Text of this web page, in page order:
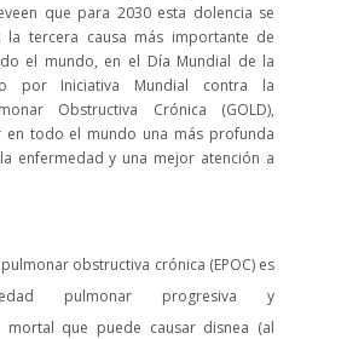
que para 2030 esta dolencia se
la tercera causa más importante de
el mundo, en el Día Mundial de la
por Iniciativa Mundial contra la
Obstructiva Crónica (GOLD),
en todo el mundo una más profunda
enfermedad y una mejor atención a
obstructiva crónica (EPOC) es
pulmonar progresiva y
mortal que puede causar disnea (al